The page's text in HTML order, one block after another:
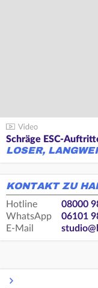
Schräge ESC-
LOSER,
KONTAKT ZU
Hotline
08000
WhatsApp 06101
E-Mail